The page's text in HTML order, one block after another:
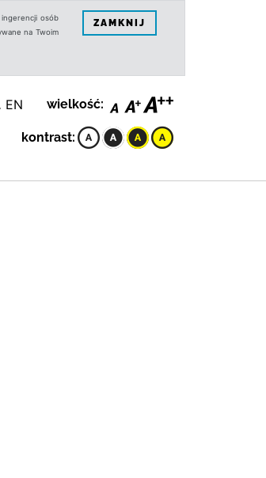
osób
na Twoim
ZAMKNIJ
EN wielkość:
kontrast: